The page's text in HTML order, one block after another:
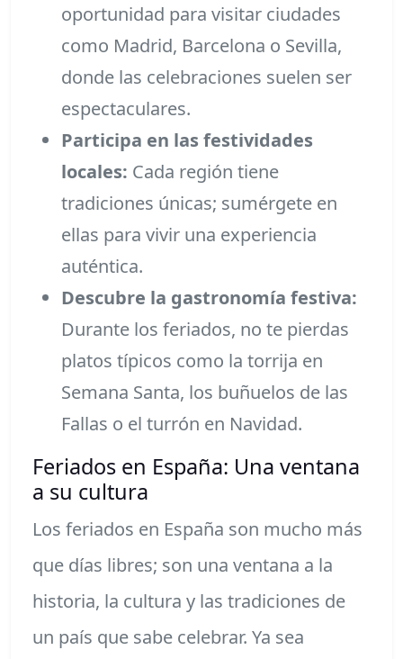
oportunidad para visitar ciudades
como Madrid, Barcelona o Sevilla,
donde las celebraciones suelen ser
espectaculares.
Participa en las festividades
locales: Cada región tiene
tradiciones únicas; sumérgete en
ellas para vivir una experiencia
auténtica.
Descubre la gastronomía festiva:
Durante los feriados, no te pierdas
platos típicos como la torrija en
Semana Santa, los buñuelos de las
Fallas o el turrón en Navidad.
Feriados en España: Una ventana
a su cultura
Los feriados en España son mucho más
que días libres; son una ventana a la
historia, la cultura y las tradiciones de
un país que sabe celebrar. Ya sea